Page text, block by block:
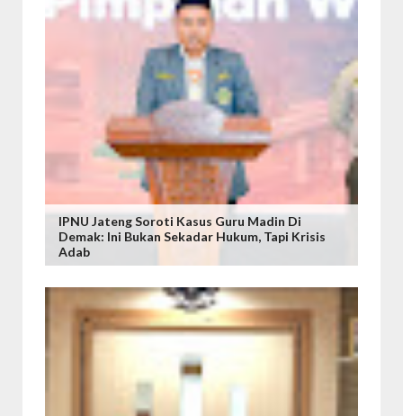
IPNU Jateng Soroti Kasus Guru Madin Di
Demak: Ini Bukan Sekadar Hukum, Tapi Krisis
Adab